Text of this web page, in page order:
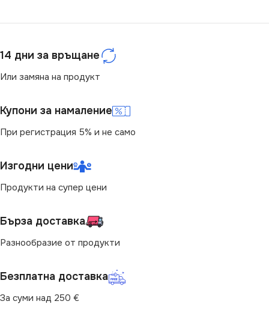
ЦОКЪЛ E27
НАПРЕЖЕНИЕ (V)
ЕНЕРГИЕН КЛАС
СВЕТЛИНЕН ПОТОК
806
ДИМИРАНЕ
Не се димира
МОЩНОСТ (W) 8.5
14 дни за връщане
Или замяна на продукт
Купони за намаление
При регистрация 5% и не само
Изгодни цени
Продукти на супер цени
Бърза доставка
Разнообразие от продукти
Безплатна доставка
За суми над 250 €